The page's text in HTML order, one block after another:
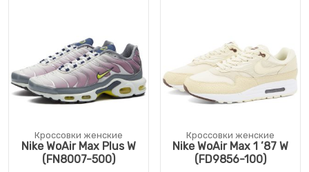
Кроссовки женские
Nike WoAir Max Plus W
(FN8007-500)
Кроссовки женские
Nike WoAir Max 1 ’87 W
(FD9856-100)